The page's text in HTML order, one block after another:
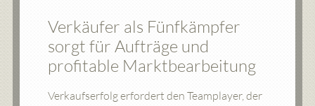
Verkäufer als Fünfkämpfer
sorgt für Aufträge und
profitable Marktbearbeitung
Verkaufserfolg erfordert den Teamplayer, der